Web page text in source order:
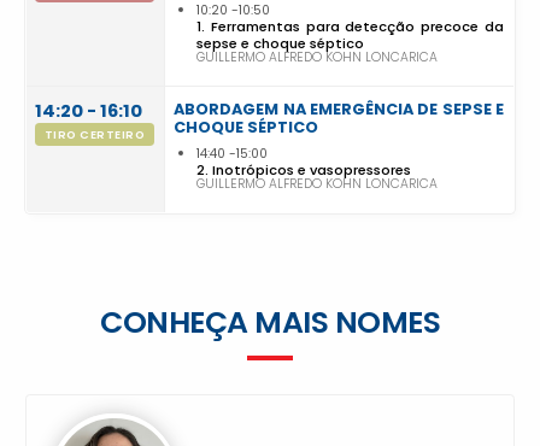
10:20 10:50
1. Ferramentas para detecção precoce da
sepse e choque séptico
GUILLERMO ALFREDO KOHN LONCARICA
14:20 - 16:10
TIRO CERTEIRO
ABORDAGEM NA EMERGÊNCIA DE SEPSE E
CHOQUE SÉPTICO
14:40 15:00
2. Inotrópicos e vasopressores
GUILLERMO ALFREDO KOHN LONCARICA
CONHEÇA MAIS NOMES